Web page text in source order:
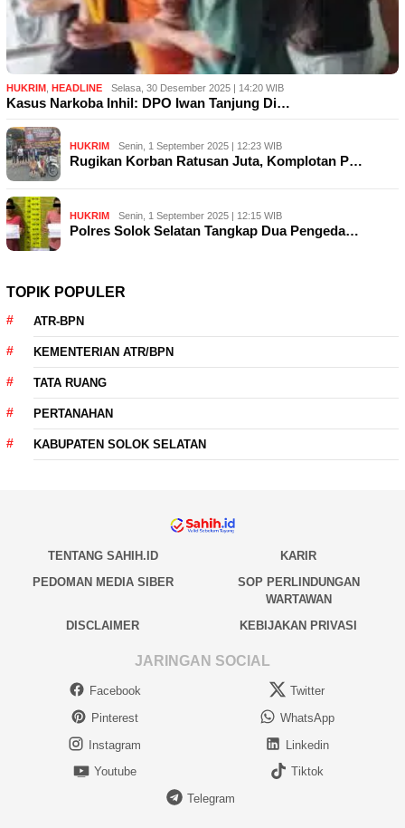
HUKRIM HEADLINE Selasa, 30 Desember 2025 | 14:20 WIB
Kasus Narkoba Inhil: DPO Iwan Tanjung Di…
HUKRIM Senin, 1 September 2025 | 12:23 WIB
Rugikan Korban Ratusan Juta, Komplotan P…
HUKRIM Senin, 1 September 2025 | 12:15 WIB
Polres Solok Selatan Tangkap Dua Pengeda…
TOPIK POPULER
ATR-BPN
KEMENTERIAN ATR/BPN
TATA RUANG
PERTANAHAN
KABUPATEN SOLOK SELATAN
TENTANG SAHIH.ID
KARIR
PEDOMAN MEDIA SIBER
SOP PERLINDUNGAN
WARTAWAN
DISCLAIMER
KEBIJAKAN PRIVASI
JARINGAN SOCIAL
Facebook
Twitter
Pinterest
WhatsApp
Instagram
Linkedin
Youtube
Tiktok
Telegram